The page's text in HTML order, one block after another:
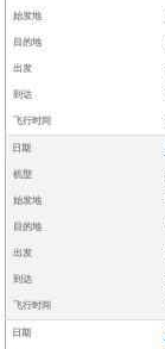
始发地
目的地
出发
到达
飞行时间
日期
机型
始发地
目的地
出发
到达
飞行时间
日期